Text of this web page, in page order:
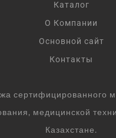
Каталог
О Компании
Основной сайт
Контакты
сертифицированного
медицинской
Казахстане.